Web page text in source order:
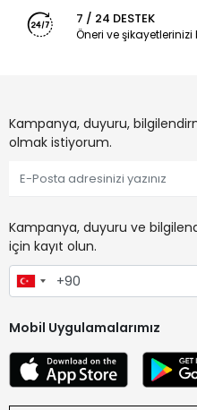
7 / 24 DESTEK
Öneri ve şikayetlerinizi
Kampanya, duyuru,
olmak istiyorum.
Kampanya, duyuru ve
için kayıt olun.
Mobil Uygulamalarımız